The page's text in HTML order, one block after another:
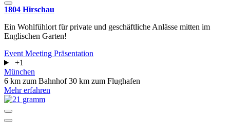
1804 Hirschau
Ein Wohlfühlort für private und geschäftliche Anlässe mitten im
Englischen Garten!
Event Meeting Präsentation
+1
München
6 km zum Bahnhof30 km zum Flughafen
Mehr erfahren